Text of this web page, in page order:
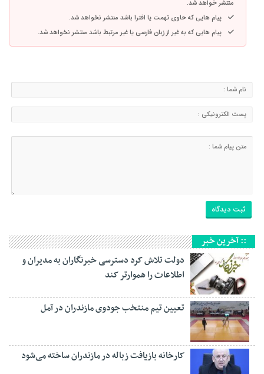
منتشر خواهد شد.
پیام هایی که حاوی تهمت یا افترا باشد منتشر نخواهد شد.
پیام هایی که به غیر از زبان فارسی یا غیر مرتبط باشد منتشر نخواهد شد.
:: آخرین خبر
دولت تلاش کرد دسترسی خبرنگاران به مدیران و
اطلاعات را هموارتر کند
تعیین تیم منتخب جودوی مازندران در آمل
کارخانه بازیافت زباله در مازندران ساخته می‌شود